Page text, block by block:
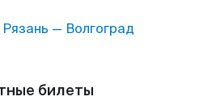
Рязань — Волгоград
билеты